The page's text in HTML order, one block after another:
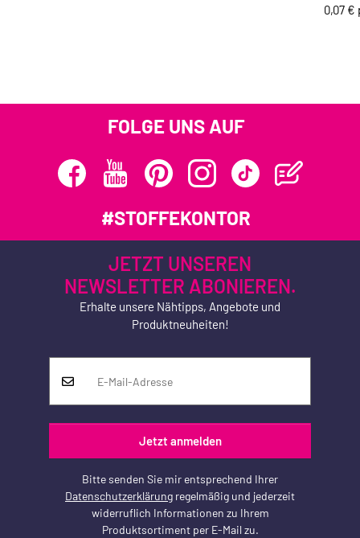
0,07 €
FOLGE UNS AUF
#STOFFEKONTOR
JETZT UNSEREN
NEWSLETTER ABONIEREN.
Erhalte unsere Nähtipps, Angebote und
Produktneuheiten!
Jetzt anmelden
Bitte senden Sie mir entsprechend Ihrer
Datenschutzerklärung regelmäßig und jederzeit
widerruflich Informationen zu Ihrem
Produktsortiment per E-Mail zu.